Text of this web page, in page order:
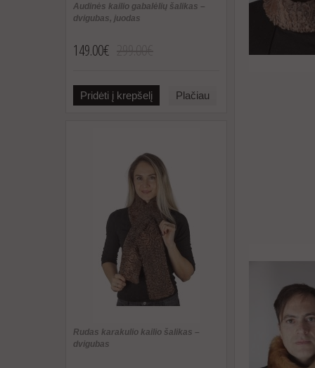
Audinės kailio gabalėlių šalikas –
dvigubas, juodas
149.00€
Pridėti į krepšelį Plačiau
Rudas karakulio kailio šalikas –
dvigubas